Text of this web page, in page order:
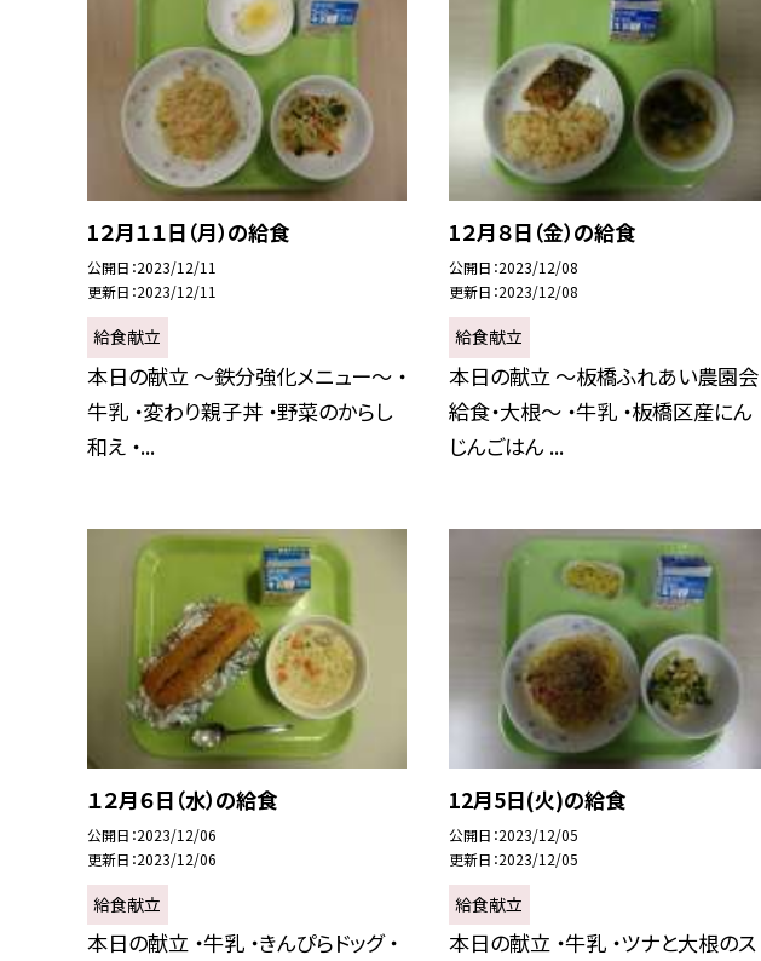
1２月１１日（月）の給食
公開日 2023/12/11
更新日 2023/12/11
給食献立
本日の献立 〜鉄分強化メニュー〜 ・
牛乳 ・変わり親子丼 ・野菜のからし
和え ・...
1２月８日（金）の給食
公開日 2023/12/08
更新日 2023/12/08
給食献立
本日の献立 〜板橋ふれあい農園会
給食・大根〜 ・牛乳 ・板橋区産にん
じんごはん ...
１２月６日（水）の給食
公開日 2023/12/06
更新日 2023/12/06
給食献立
本日の献立 ・牛乳 ・きんぴらドッグ ・
12月5日(火)の給食
公開日 2023/12/05
更新日 2023/12/05
給食献立
本日の献立 ・牛乳 ・ツナと大根のス